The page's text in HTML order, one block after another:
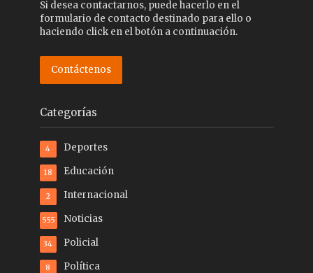
Si desea contactarnos, puede hacerlo en el
formulario de contacto destinado para ello o
haciendo click en el botón a continuación.
Contáctenos
Categorías
Deportes
4
Educación
18
Internacional
2
Noticias
555
Policial
34
Política
8